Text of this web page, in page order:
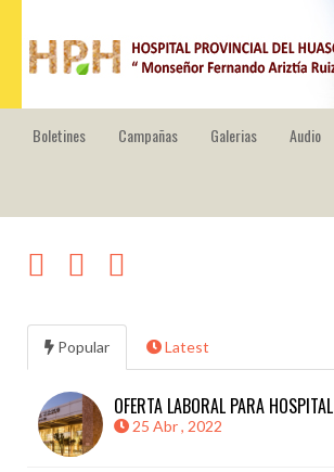
HOSPITAL PROVINCIAL DEL HUASCO
Boletines Campañas Galerias Audio
Popular Latest
OFERTA LABORAL PARA HOSPITAL
25 Abr , 2022